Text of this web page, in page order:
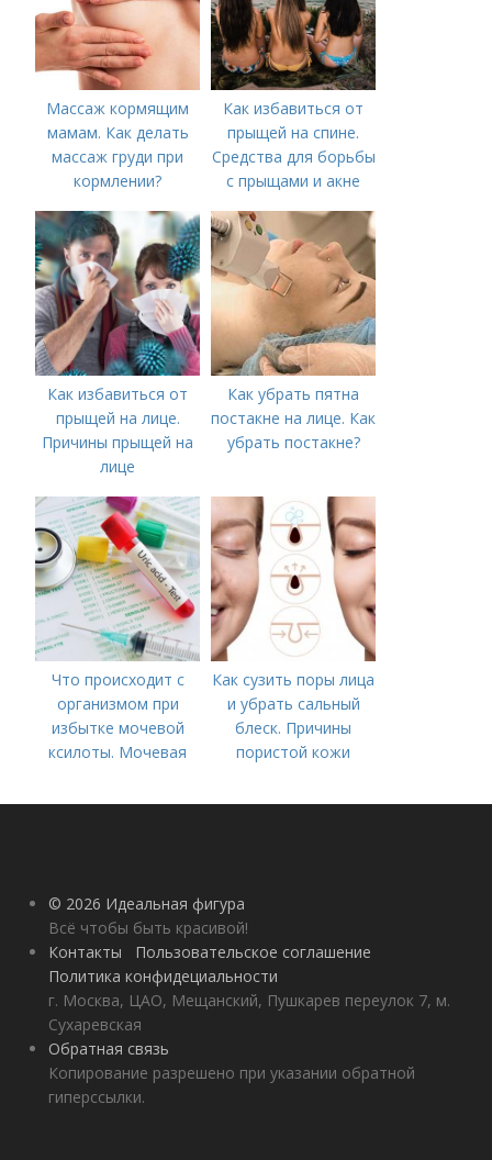
Массаж кормящим
мамам. Как делать
массаж груди при
кормлении?
Как избавиться от
прыщей на спине.
Средства для борьбы
с прыщами и акне
Как избавиться от
прыщей на лице.
Причины прыщей на
лице
Как убрать пятна
постакне на лице. Как
убрать постакне?
Что происходит с
организмом при
избытке мочевой
ксилоты. Мочевая
норма и отклонения
Как сузить поры лица
и убрать сальный
блеск. Причины
пористой кожи
© 2026 Идеальная фигура
Всё чтобы быть красивой!
Контакты
Пользовательское соглашение
Политика конфидециальности
г. Москва, ЦАО, Мещанский, Пушкарев переулок 7, м.
Сухаревская
Обратная связь
Копирование разрешено при указании обратной
гиперссылки.